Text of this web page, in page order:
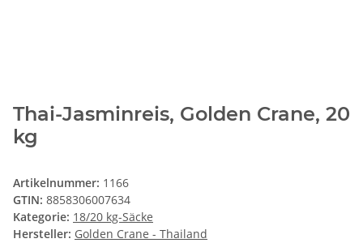
Thai-Jasminreis, Golden Crane, 20
kg
Artikelnummer: 1166
GTIN: 8858306007634
Kategorie: 18/20 kg-Säcke
Hersteller: Golden Crane - Thailand